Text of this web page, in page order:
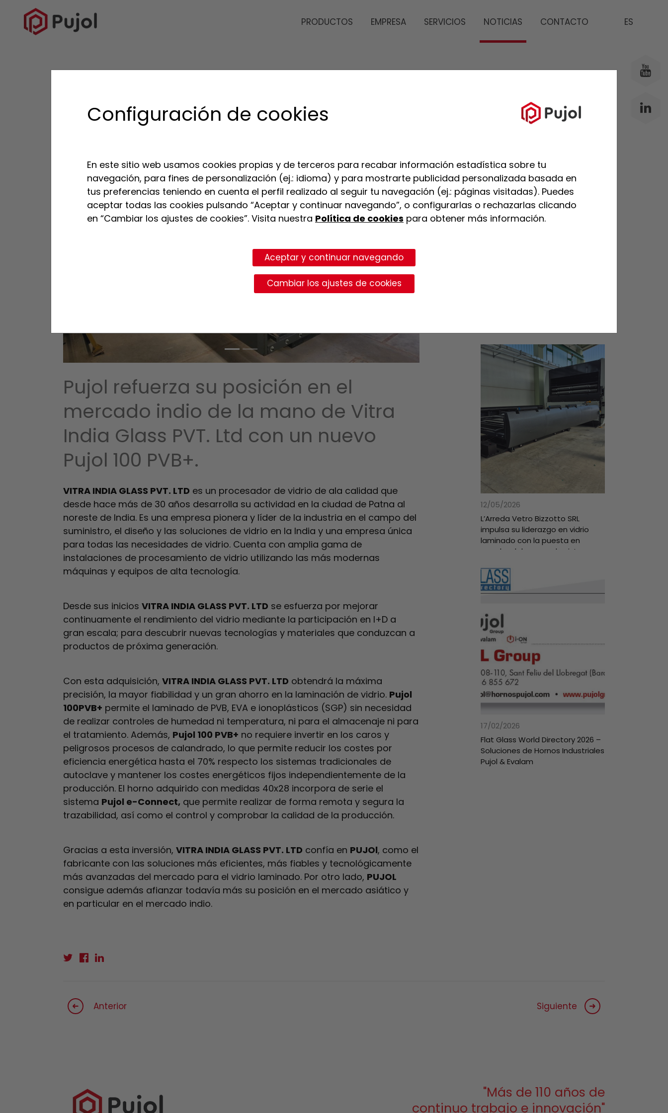
Configuración de cookies
En este sitio web usamos cookies propias y de terceros para recabar información estadística sobre tu
navegación, para fines de personalización (ej.: idioma) y para mostrarte publicidad personalizada basada en
tus preferencias teniendo en cuenta el perfil realizado al seguir tu navegación (ej.: páginas visitadas). Puedes
aceptar todas las cookies pulsando “Aceptar y continuar navegando”, o configurarlas o rechazarlas clicando
en “Cambiar los ajustes de cookies”. Visita nuestra Política de cookies para obtener más información.
Aceptar y continuar navegando
Cambiar los ajustes de cookies
PRODUCTOS EMPRESA SERVICIOS NOTICIAS CONTACTO ES
Pujol refuerza su posición en el
mercado indio de la mano de Vitra
India Glass PVT. Ltd con un nuevo
Pujol 100 PVB+.
VITRA INDIA GLASS PVT. LTD es un procesador de vidrio de ala calidad que
desde hace más de 30 años desarrolla su actividad en la ciudad de Patna al
noreste de India. Es una empresa pionera y líder de la industria en el campo del
suministro, el diseño y las soluciones de vidrio en la India y una empresa única
para todas las necesidades de vidrio. Cuenta con amplia gama de
instalaciones de procesamiento de vidrio utilizando las más modernas
máquinas y equipos de alta tecnología.
Desde sus inicios VITRA INDIA GLASS PVT. LTD se esfuerza por mejorar
continuamente el rendimiento del vidrio mediante la participación en I+D a
gran escala; para descubrir nuevas tecnologías y materiales que conduzcan a
productos de próxima generación.
Con esta adquisición, VITRA INDIA GLASS PVT. LTD obtendrá la máxima
precisión, la mayor fiabilidad y un gran ahorro en la laminación de vidrio. Pujol
100PVB+ permite el laminado de PVB, EVA e ionoplásticos (SGP) sin necesidad
de realizar controles de humedad ni temperatura, ni para el almacenaje ni para
el tratamiento. Además, Pujol 100 PVB+ no requiere invertir en los caros y
peligrosos procesos de calandrado, lo que permite reducir los costes por
eficiencia energética hasta el 70% respecto los sistemas tradicionales de
autoclave y mantener los costes energéticos fijos independientemente de la
producción. El horno adquirido con medidas 40x28 incorpora de serie el
sistema Pujol e-Connect, que permite realizar de forma remota y segura la
trazabilidad, así como el control y comprobar la calidad de la producción.
Gracias a esta inversión, VITRA INDIA GLASS PVT. LTD confía en PUJOl, como el
fabricante con las soluciones más eficientes, más fiables y tecnológicamente
más avanzadas del mercado para el vidrio laminado. Por otro lado, PUJOL
consigue además afianzar todavía más su posición en el mercado asiático y
en particular en el mercado indio.
PUBLICACIONES
12/05/2026
L’Arreda Vetro Bizzotto SRL
impulsa su liderazgo en vidrio
laminado con la puesta en
marcha del avanzado sistema
17/02/2026
Flat Glass World Directory 2026 –
Soluciones de Hornos Industriales
Pujol & Evalam
Anterior Siguiente
"Más de 110 años de
continuo trabajo e innovación"